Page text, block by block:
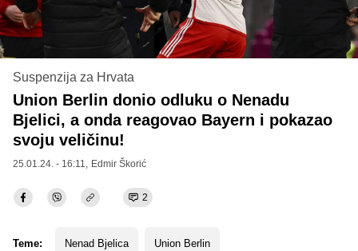
Suspenzija za Hrvata
Union Berlin donio odluku o Nenadu
Bjelici, a onda reagovao Bayern i pokazao
svoju veličinu!
25.01.24. - 16:11, Edmir Škorić
2
Teme: Nenad Bjelica Union Berlin